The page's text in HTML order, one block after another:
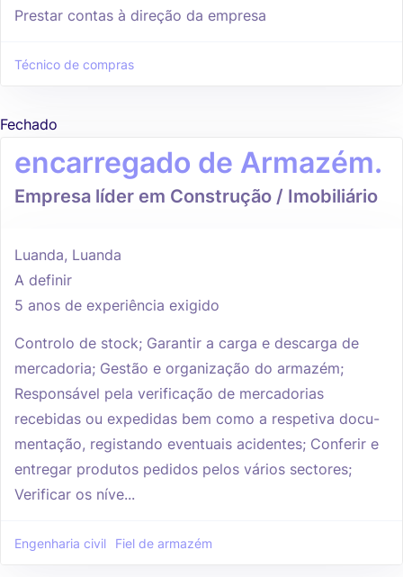
Prestar contas à direção da empresa
Técnico de compras
Fechado
encarregado de Armazém.
Empresa líder em Construção / Imobiliário
Luanda, Luanda
A definir
5 anos de experiência exigido
Controlo de stock; Garantir a carga e descarga de
mercadoria; Gestão e organização do armazém;
Responsável pela verificação de mercadorias
recebidas ou expedidas bem como a respetiva docu-
mentação, registando eventuais acidentes; Conferir e
entregar produtos pedidos pelos vários sectores;
Verificar os níve...
Engenharia civil Fiel de armazém